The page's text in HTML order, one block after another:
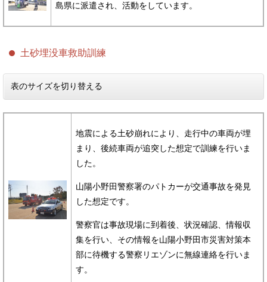
島県に派遣され、活動をしています。
土砂埋没車救助訓練
表のサイズを切り替える
地震による土砂崩れにより、走行中の車両が埋
まり、後続車両が追突した想定で訓練を行いま
した。
山陽小野田警察署のパトカーが交通事故を発見
した想定です。
警察官は事故現場に到着後、状況確認、情報収
集を行い、その情報を山陽小野田市災害対策本
部に待機する警察リエゾンに無線連絡を行いま
す。